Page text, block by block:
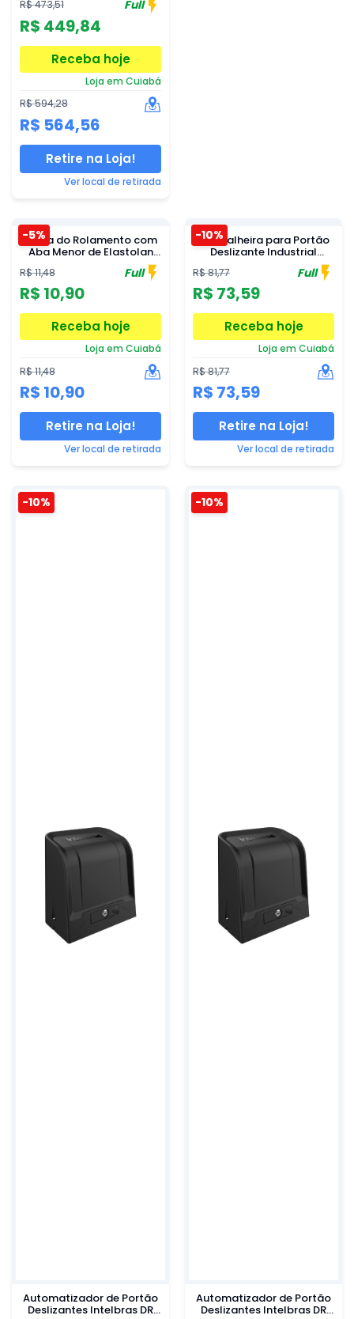
Volts KDZ FIT SPEED 1/4 -
Residencial com 2
Controles - F11463-GCT
220V
R$ 473,51 Full
R$ 449,84
Receba hoje
Loja em Cuiabá
R$ 594,28
R$ 564,56
Retire na Loja!
Ver local de retirada
-5%
Capa do Rolamento com
Aba Menor de Elastolan
Garen P04404 Unitário
R$ 11,48 Full
R$ 10,90
Receba hoje
Loja em Cuiabá
R$ 11,48
R$ 10,90
Retire na Loja!
Ver local de retirada
-10%
Cremalheira para Portão
Deslizante Industrial
R$ 81,77 Full
R$ 73,59
Receba hoje
Loja em Cuiabá
R$ 81,77
R$ 73,59
Retire na Loja!
Ver local de retirada
-10%
Automatizador de Portão
Deslizantes Intelbras DR
-10%
Automatizador de Portão
Deslizantes Intelbras DR